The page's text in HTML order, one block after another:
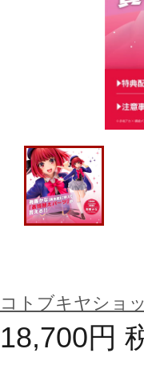
コトブキヤショ
18,700円